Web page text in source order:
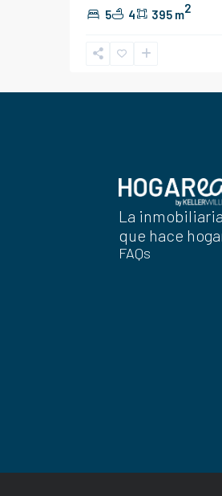
5 4 395 m2
La inmobiliaria
que hace
FAQs